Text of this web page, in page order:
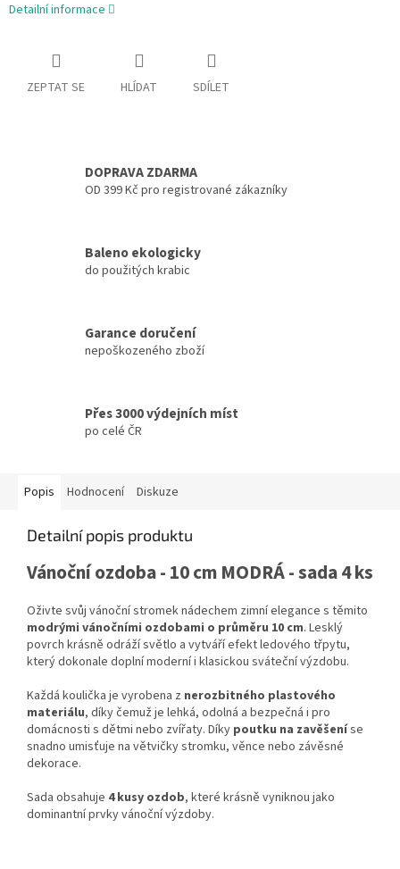
Detailní informace
ZEPTAT SE HLÍDAT SDÍLET
DOPRAVA ZDARMA
OD 399 Kč pro registrované zákazníky
Baleno ekologicky
do použitých krabic
Garance doručení
nepoškozeného zboží
Přes 3000 výdejních míst
po celé ČR
Popis Hodnocení Diskuze
Detailní popis produktu
Vánoční ozdoba - 10 cm MODRÁ - sada 4 ks
Oživte svůj vánoční stromek nádechem zimní elegance s těmito
modrými vánočními ozdobami o průměru 10 cm. Lesklý
povrch krásně odráží světlo a vytváří efekt ledového třpytu,
který dokonale doplní moderní i klasickou sváteční výzdobu.
Každá koulička je vyrobena z nerozbitného plastového
materiálu, díky čemuž je lehká, odolná a bezpečná i pro
domácnosti s dětmi nebo zvířaty. Díky poutku na zavěšeníse
snadno umisťuje na větvičky stromku, věnce nebo závěsné
dekorace.
Sada obsahuje 4 kusy ozdob, které krásně vyniknou jako
dominantní prvky vánoční výzdoby.